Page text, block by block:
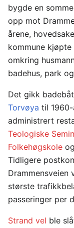
bygde en
opp mot
årene,
kommune
omkring
badehus, park og
Det gikk
Torvøya til 1960-
administrert
Teologiske
Folkehøgskole og
Tidligere
Drammensveien
største
passeringer per
Strand vel ble